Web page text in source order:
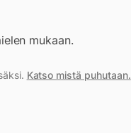
mukaan.
Katso mistä puhutaan.